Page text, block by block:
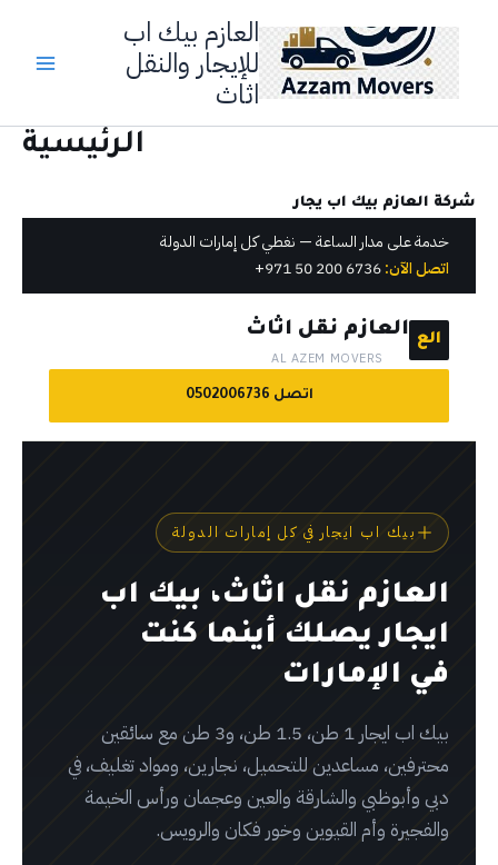
العازم بيك اب
للإيجار والنقل
اثاث
الرئيسية
شركة العازم بيك اب يجار
خدمة على مدار الساعة — نغطي كل إمارات الدولة
اتصل الآن:
الع العازم نقل اثاث
AL AZEM MOVERS
اتصل 0502006736
بيك اب ايجار في كل إمارات الدولة
العازم نقل اثاث، بيك اب
ايجار يصلك أينما كنت
في الإمارات
بيك اب ايجار 1 طن، 1.5 طن، و3 طن مع سائقين
محترفين، مساعدين للتحميل، نجارين، ومواد تغليف، في
دبي وأبوظبي والشارقة والعين وعجمان ورأس الخيمة
والفجيرة وأم القيوين وخور فكان والرويس.